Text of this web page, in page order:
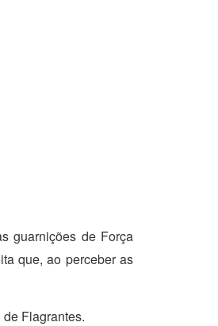
guarnições de Força
que, ao perceber as
Flagrantes.